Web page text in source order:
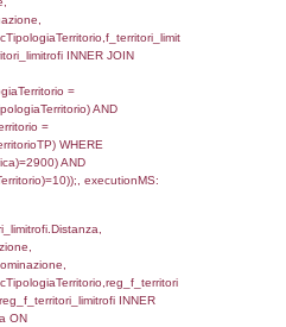
f_territori_limitrofi.Distanza,
FROM f_territori_limitrofi
ON
=
=